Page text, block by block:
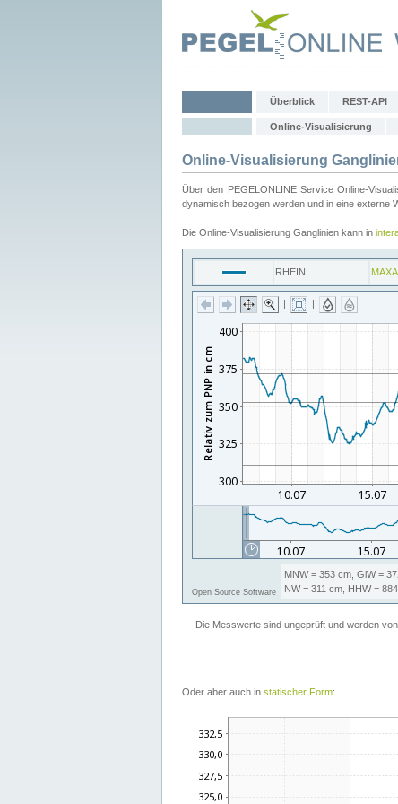
Überblick REST-API
Online-Visualisierung
Online-Visualisierung
Über den PEGELONLINE Service Online-
dynamisch bezogen werden und in eine externe
Die Online-Visualisierung Ganglinien kann in
Oder aber auch in statischer Form: